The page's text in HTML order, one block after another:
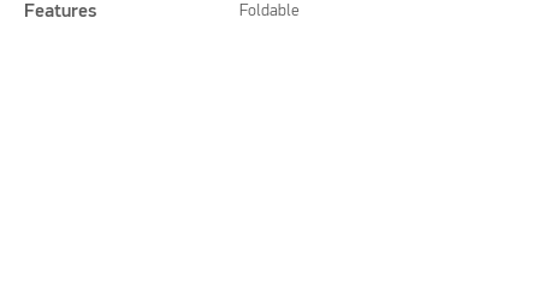
Features Foldable